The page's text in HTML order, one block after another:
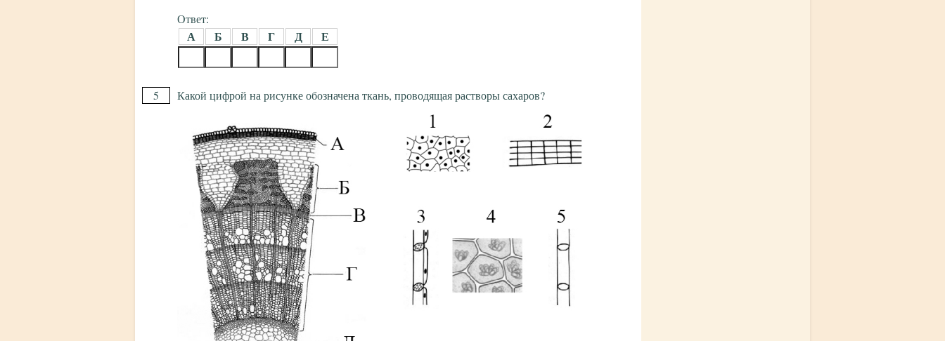
Ответ:
А Б В Г Д Е
5 Какой цифрой на рисунке обозначена ткань, проводящая растворы сахаров?